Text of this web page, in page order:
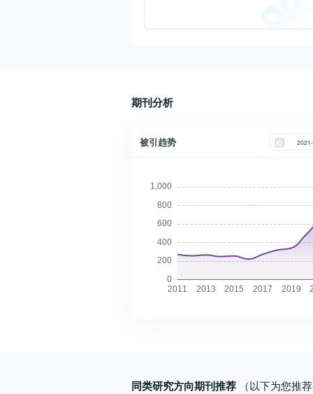
震,强烈程度无以复加。
的专业取向,改变了我的人生轨迹,使
之后,我从西城区公交组调到了区地
期刊分析
被引趋势
同类研究方向期刊推荐 （以下为您推